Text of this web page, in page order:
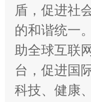
盾，促进社
的和谐统一
助全球互联
台，促进国
科技、健康